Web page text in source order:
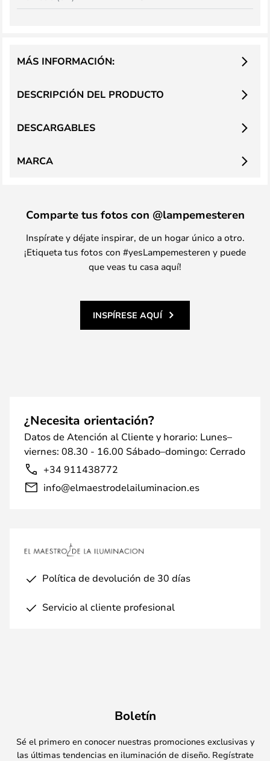
DESCRIPCIÓN DEL PRODUCTO
MÁS INFORMACIÓN:
DESCARGABLES
MARCA
Comparte tus fotos con @lampemesteren
Inspírate y déjate inspirar, de un hogar único a otro.
¡Etiqueta tus fotos con #yesLampemesteren y puede
que veas tu casa aquí!
INSPÍRESE AQUÍ
¿Necesita orientación?
Datos de Atención al Cliente y horario: Lunes–
viernes: 08.30 - 16.00 Sábado–domingo: Cerrado
+34 911438772
info@elmaestrodelailuminacion.es
Política de devolución de 30 días
Servicio al cliente profesional
Boletín
Sé el primero en conocer nuestras promociones exclusivas y
las últimas tendencias en iluminación de diseño. Regístrate